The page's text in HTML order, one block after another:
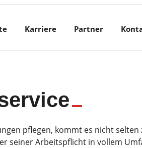
Karriere Partner
pflegen, kommt es nicht
seiner Arbeitspflicht in vollem